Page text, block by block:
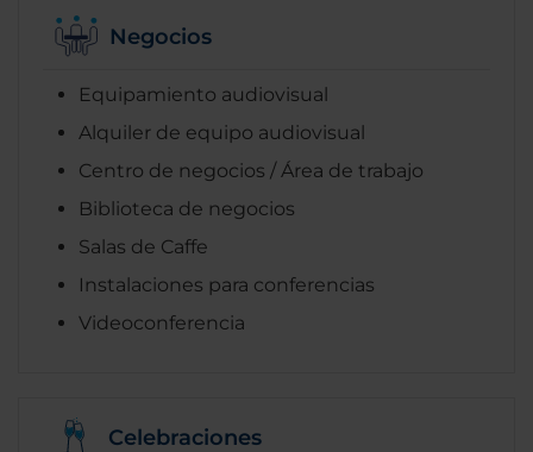
Negocios
Equipamiento audiovisual
Alquiler de equipo audiovisual
Centro de negocios / Área de trabajo
Biblioteca de negocios
Salas de Caffe
Instalaciones para conferencias
Videoconferencia
Celebraciones